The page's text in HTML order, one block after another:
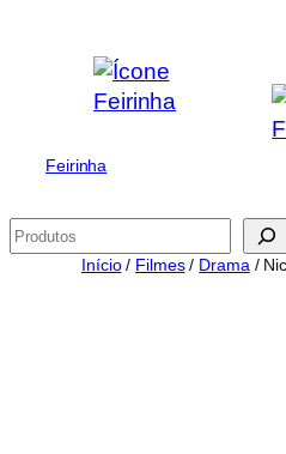
conteúdo
Feirinha
Pesquisar
Início/ Filmes/ Drama /